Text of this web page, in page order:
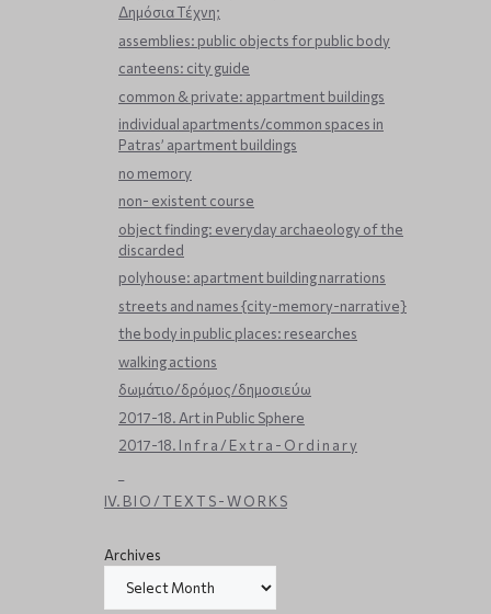
Δημόσια Τέχνη;
assemblies: public objects for public body
canteens: city guide
common & private: appartment buildings
individual apartments/common spaces in
Patras’ apartment buildings
no memory
non- existent course
object finding: everyday archaeology of the
discarded
polyhouse: apartment building narrations
streets and names {city-memory-narrative}
the body in public places: researches
walking actions
δωμάτιο/δρόμος/δημοσιεύω
2017-18. Art in Public Sphere
2017-18. I n f r a / E x t r a - O r d i n a r y
IV. B I O / T E X T S - W O R K S
Archives